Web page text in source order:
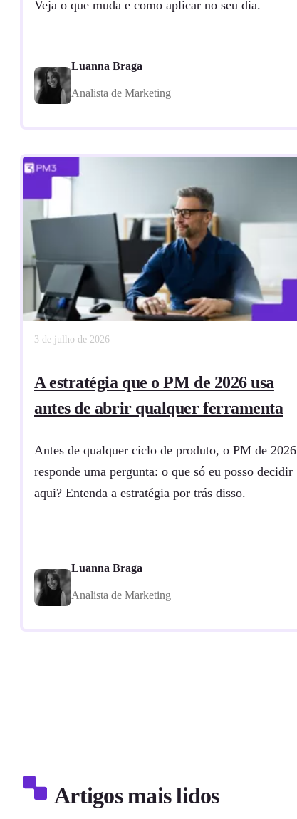
Veja o que muda e como aplicar no seu dia.
Luanna Braga
Analista de Marketing
3 de julho de 2026
A estratégia que o PM de 2026 usa
antes de abrir qualquer ferramenta
Antes de qualquer ciclo de produto, o PM de 2026
responde uma pergunta: o que só eu posso decidir
aqui? Entenda a estratégia por trás disso.
Luanna Braga
Analista de Marketing
Artigos mais lidos